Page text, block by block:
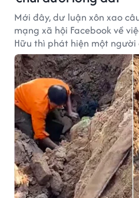
Mới đây, dư luận xôn xao
mạng xã hội Facebook về
Hữu thì phát hiện một người
dưới lòng đất.